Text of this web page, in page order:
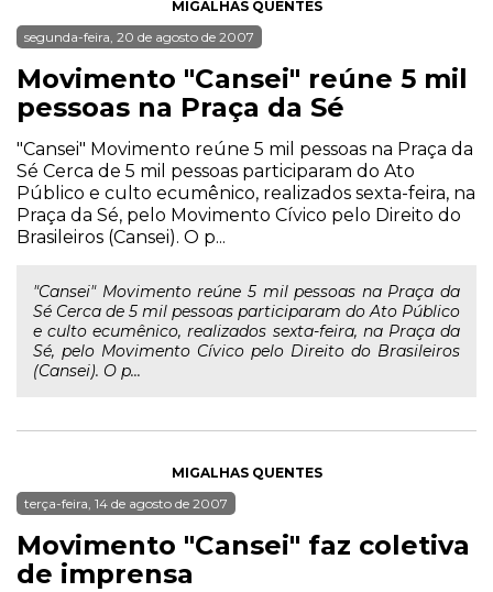
MIGALHAS QUENTES
segunda-feira, 20 de agosto de 2007
Movimento "Cansei" reúne 5 mil
pessoas na Praça da Sé
"Cansei" Movimento reúne 5 mil pessoas na Praça da
Sé Cerca de 5 mil pessoas participaram do Ato
Público e culto ecumênico, realizados sexta-feira, na
Praça da Sé, pelo Movimento Cívico pelo Direito do
Brasileiros (Cansei). O p...
"Cansei" Movimento reúne 5 mil pessoas na Praça da
Sé Cerca de 5 mil pessoas participaram do Ato Público
e culto ecumênico, realizados sexta-feira, na Praça da
Sé, pelo Movimento Cívico pelo Direito do Brasileiros
(Cansei). O p...
MIGALHAS QUENTES
terça-feira, 14 de agosto de 2007
Movimento "Cansei" faz coletiva
de imprensa